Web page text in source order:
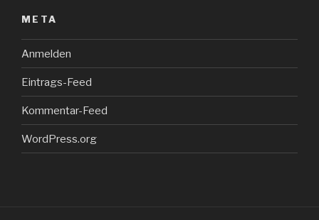
META
Anmelden
Eintrags-Feed
Kommentar-Feed
WordPress.org